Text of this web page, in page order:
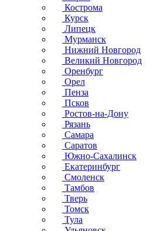
Кострома
Курск
Липецк
Мурманск
Нижний Новгород
Великий Новгород
Оренбург
Орел
Пенза
Псков
Ростов-на-Дону
Рязань
Самара
Саратов
Южно-Сахалинск
Екатеринбург
Смоленск
Тамбов
Тверь
Томск
Тула